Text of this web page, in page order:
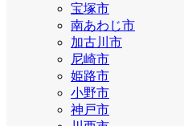
宝塚市
南あわじ市
加古川市
尼崎市
姫路市
小野市
神戸市